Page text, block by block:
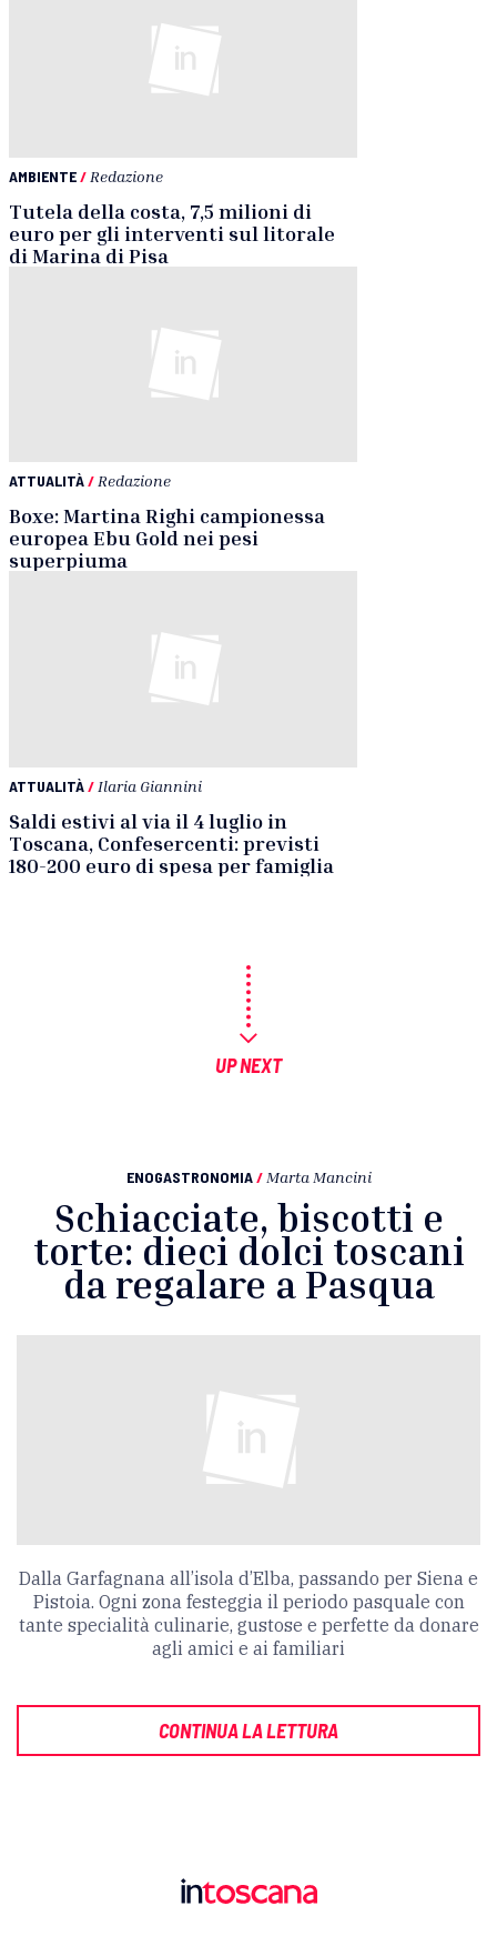
AMBIENTE/ Redazione
Tutela della costa, 7,5 milioni di
euro per gli interventi sul litorale
di Marina di Pisa
ATTUALITÀ/ Redazione
Boxe: Martina Righi campionessa
europea Ebu Gold nei pesi
superpiuma
ATTUALITÀ/ Ilaria Giannini
Saldi estivi al via il 4 luglio in
Toscana, Confesercenti: previsti
180-200 euro di spesa per famiglia
UP NEXT
ENOGASTRONOMIA / Marta Mancini
Schiacciate, biscotti e
torte: dieci dolci toscani
da regalare a Pasqua
Dalla Garfagnana all’isola d’Elba, passando per Siena e
Pistoia. Ogni zona festeggia il periodo pasquale con
tante specialità culinarie, gustose e perfette da donare
agli amici e ai familiari
CONTINUA LA LETTURA